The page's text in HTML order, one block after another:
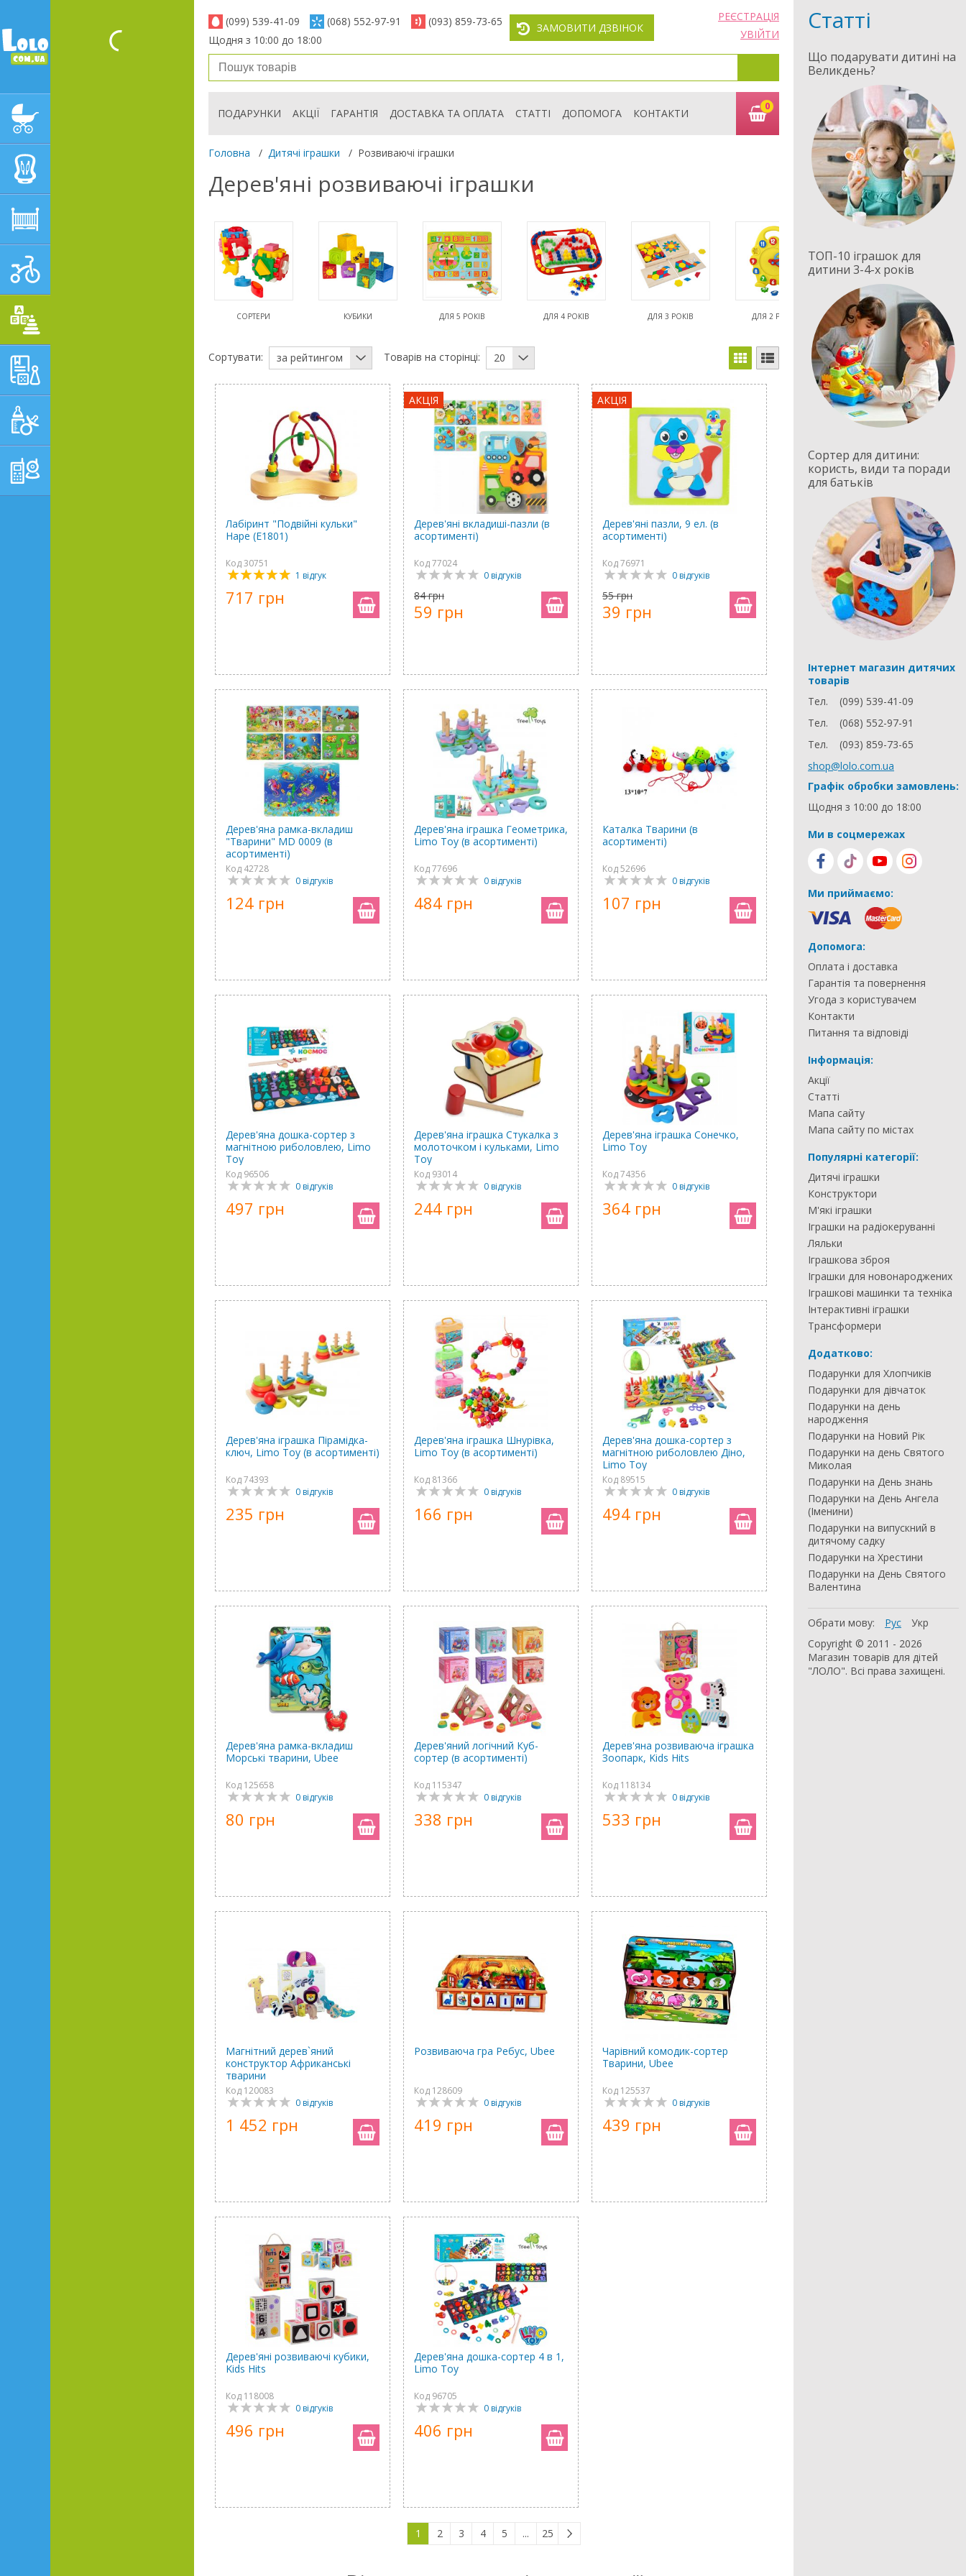
(099) 539-41-09 (068) 552-97-91
(093) 859-73-65
Щодня з 10:00 до 18:00
ЗАМОВИТИ ДЗВІНОК
РЕЄСТРАЦІЯ
УВІЙТИ
ПОДАРУНКИ АКЦІЇ ГАРАНТІЯ ДОСТАВКА ТА ОПЛАТА СТАТТІ ДОПОМОГА КОНТАКТИ
0
Головна / Дитячі іграшки / Розвиваючі іграшки
Дерев'яні розвиваючі іграшки
СОРТЕРИ КУБИКИ ДЛЯ 5 РОКІВ ДЛЯ 4 РОКІВ ДЛЯ 3 РОКІВ ДЛЯ 2 РОКІВ ВІД 1 РОКУ
Сортувати: за рейтингом Товарів на сторінці: 20
Лабіринт "Подвійні кульки"
Hape (E1801)
Код 30751
1 відгук
717 грн
АКЦІЯ
Дерев'яні вкладиші-пазли (в
асортименті)
Код 77024
0 відгуків
84 грн
59 грн
АКЦІЯ
Дерев'яні пазли, 9 ел. (в
асортименті)
Код 76971
0 відгуків
55 грн
39 грн
Дерев'яна рамка-вкладиш
"Тварини" MD 0009 (в
асортименті)
Код 42728
0 відгуків
124 грн
Дерев'яна іграшка Геометрика,
Limo Toy (в асортименті)
Код 77696
0 відгуків
484 грн
Каталка Тварини (в
асортименті)
Код 52696
0 відгуків
107 грн
Дерев'яна дошка-сортер з
магнітною риболовлею, Limo
Toy
Код 96506
0 відгуків
497 грн
Дерев'яна іграшка Стукалка з
молоточком і кульками, Limo
Toy
Код 93014
0 відгуків
244 грн
Дерев'яна іграшка Сонечко,
Limo Toy
Код 74356
0 відгуків
364 грн
Дерев'яна іграшка Пірамідка-
ключ, Limo Toy (в асортименті)
Код 74393
0 відгуків
235 грн
Дерев'яна іграшка Шнурівка,
Limo Toy (в асортименті)
Код 81366
0 відгуків
166 грн
Дерев'яна дошка-сортер з
магнітною риболовлею Діно,
Limo Toy
Код 89515
0 відгуків
494 грн
Дерев'яна рамка-вкладиш
Морські тварини, Ubee
Код 125658
0 відгуків
80 грн
Дерев'яний логічний Куб-
сортер (в асортименті)
Код 115347
0 відгуків
338 грн
Дерев'яна розвиваюча іграшка
Зоопарк, Kids Hits
Код 118134
0 відгуків
533 грн
Магнітний дерев`яний
конструктор Африканські
тварини
Код 120083
0 відгуків
1 452 грн
Розвиваюча гра Ребус, Ubee
Код 128609
0 відгуків
419 грн
Чарівний комодик-сортер
Тварини, Ubee
Код 125537
0 відгуків
439 грн
Дерев'яні розвиваючі кубики,
Kids Hits
Код 118008
0 відгуків
496 грн
Дерев'яна дошка-сортер 4 в 1,
Limo Toy
Код 96705
0 відгуків
406 грн
1 2 3 4 5 ... 25
Статті
Що подарувати дитині на
Великдень?
ТОП-10 іграшок для
дитини 3-4-х років
Сортер для дитини:
користь, види та поради
для батьків
Інтернет магазин дитячих
товарів
Тел.
(099) 539-41-09
Тел.
(068) 552-97-91
Тел.
(093) 859-73-65
shop@lolo.com.ua
Графік обробки замовлень:
Щодня з 10:00 до 18:00
Ми в соцмережах
Ми приймаємо:
Допомога:
Оплата і доставка
Гарантія та повернення
Угода з користувачем
Контакти
Питання та відповіді
Інформація:
Акції
Статті
Мапа сайту
Мапа сайту по містах
Популярні категорії:
Дитячі іграшки
Конструктори
М'які іграшки
Іграшки на радіокеруванні
Ляльки
Іграшкова зброя
Іграшки для новонароджених
Іграшкові машинки та техніка
Інтерактивні іграшки
Трансформери
Додатково:
Подарунки для Хлопчиків
Подарунки для дівчаток
Подарунки на день
народження
Подарунки на Новий Рік
Подарунки на день Святого
Миколая
Подарунки на День знань
Подарунки на День Ангела
(Іменини)
Подарунки на випускний в
дитячому садку
Подарунки на Хрестини
Подарунки на День Святого
Валентина
Обрати мову: Рус
Укр
Copyright © 2011 - 2026
Магазин товарів для дітей
"ЛОЛО". Всі права захищені.